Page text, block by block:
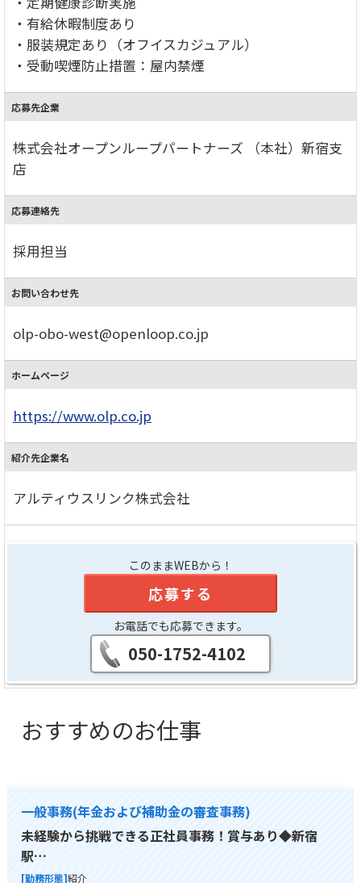
・有給休暇制度あり
・服装規定あり（オフイスカジュアル）
・受動喫煙防止措置：屋内禁煙
応募先企業
株式会社オープンループパートナーズ （本社）新宿支
店
応募連絡先
採用担当
お問い合わせ先
olp-obo-west@openloop.co.jp
ホームページ
https://www.olp.co.jp
紹介先企業名
アルティウスリンク株式会社
このままWEBから！
応募する
お電話でも応募できます。
050-1752-4102
おすすめのお仕事
一般事務(年金および補助金の審査事務)
未経験から挑戦できる正社員事務！賞与あり◆新宿
駅…
[勤務形態]紹介